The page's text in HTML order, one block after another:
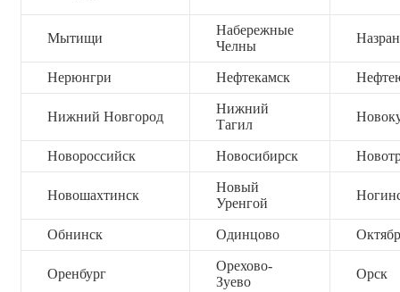
Мытищи
Набережные
Челны
Нерюнгри Нефтекамск
Нижний Новгород
Нижний
Тагил
Новороссийск Новосибирск
Новошахтинск
Новый
Уренгой
Обнинск Одинцово
Оренбург
Орехово-
Зуево
Орск